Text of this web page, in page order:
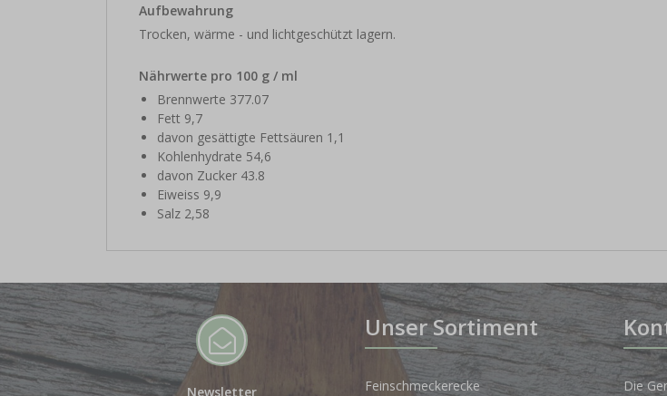
Aufbewahrung
Trocken, wärme - und lichtgeschützt lagern.
Nährwerte pro 100 g / ml
Brennwerte 377.07
Fett 9,7
davon gesättigte Fettsäuren 1,1
Kohlenhydrate 54,6
davon Zucker 43.8
Eiweiss 9,9
Salz 2,58
Newsletter
Unser Sortiment
Feinschmeckerecke
Die